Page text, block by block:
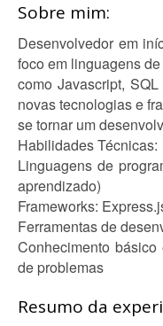
Sobre mim:
Desenvolvedor em
foco em linguagens
como Javascript,
novas tecnologias e
se tornar um
Habilidades Técnicas:
Linguagens de
aprendizado)
Frameworks:
Ferramentas de
Conhecimento
de problemas
Resumo da